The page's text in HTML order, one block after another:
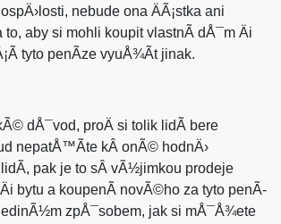
nebude ona ÄÃ¡stka ani
to, aby si mohli koupit vlastnÃ­ dÅ¯m Äi
tyto penÃ­ze vyuÅ¾Ã­t jinak.
dÅ¯vod, proÄ si tolik lidÃ­ bere
nepatÅ™Ã­te kÂ onÃ© hodnÄ›
pak je to sÂ vÃ½jimkou prodeje
bytu a koupenÃ­ novÃ©ho za tyto penÃ­
zpÅ¯sobem, jak si mÅ¯Å¾ete